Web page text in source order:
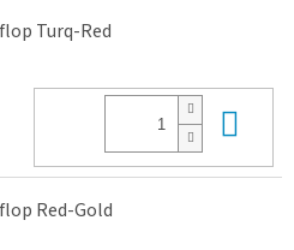
Turq-Red
Red-Gold